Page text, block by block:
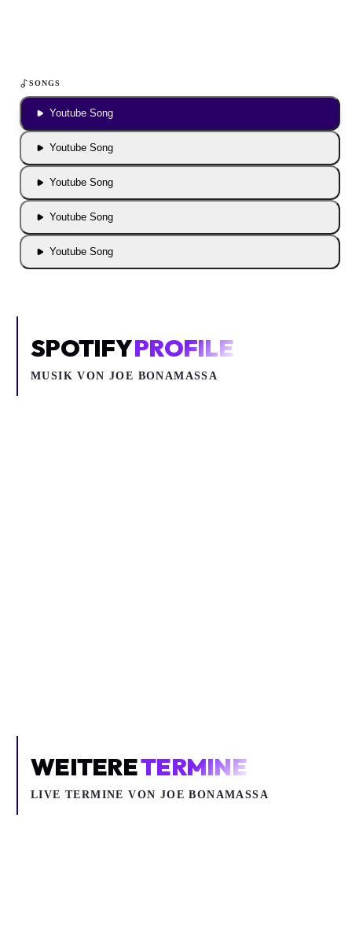
SONGS
Youtube Song
Youtube Song
Youtube Song
Youtube Song
Youtube Song
SPOTIFYPROFILE
MUSIK VONJOE BONAMASSA
WEITERETERMINE
LIVE TERMINE VON JOE BONAMASSA